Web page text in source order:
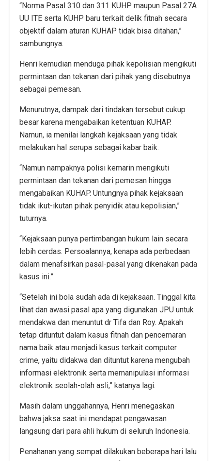
“Norma Pasal 310 dan 311 KUHP maupun Pasal 27A
UU ITE serta KUHP baru terkait delik fitnah secara
objektif dalam aturan KUHAP tidak bisa ditahan,”
sambungnya.
Henri kemudian menduga pihak kepolisian mengikuti
permintaan dan tekanan dari pihak yang disebutnya
sebagai pemesan.
Menurutnya, dampak dari tindakan tersebut cukup
besar karena mengabaikan ketentuan KUHAP.
Namun, ia menilai langkah kejaksaan yang tidak
melakukan hal serupa sebagai kabar baik.
“Namun nampaknya polisi kemarin mengikuti
permintaan dan tekanan dari pemesan hingga
mengabaikan KUHAP. Untungnya pihak kejaksaan
tidak ikut-ikutan pihak penyidik atau kepolisian,”
tuturnya.
“Kejaksaan punya pertimbangan hukum lain secara
lebih cerdas. Persoalannya, kenapa ada perbedaan
dalam menafsirkan pasal-pasal yang dikenakan pada
kasus ini.”
“Setelah ini bola sudah ada di kejaksaan. Tinggal kita
lihat dan awasi pasal apa yang digunakan JPU untuk
mendakwa dan menuntut dr Tifa dan Roy. Apakah
tetap dituntut dalam kasus fitnah dan pencemaran
nama baik atau menjadi kasus terkait computer
crime, yaitu didakwa dan dituntut karena mengubah
informasi elektronik serta memanipulasi informasi
elektronik seolah-olah asli,” katanya lagi.
Masih dalam unggahannya, Henri menegaskan
bahwa jaksa saat ini mendapat pengawasan
langsung dari para ahli hukum di seluruh Indonesia.
Penahanan yang sempat dilakukan beberapa hari lalu